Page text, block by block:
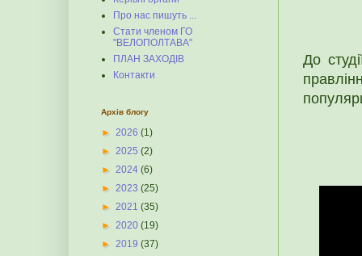
До
Про нас пишуть ...
Стати членом ГО
"ВЕЛОПОЛТАВА"
ПЛАН ЗАХОДІВ
Контакти
Архів блогу
► 2026 (1)
► 2025 (2)
► 2024 (6)
► 2023 (25)
► 2021 (35)
► 2020 (19)
► 2019 (37)